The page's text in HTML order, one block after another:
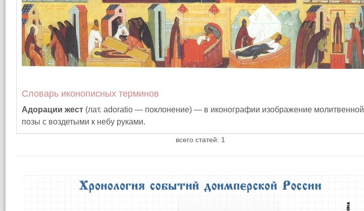
Словарь иконописных терминов
Адорации жест (лат. adoratio — поклонение) — в иконографии изображение молитвенной
позы с воздетыми к небу руками.
всего статей: 1